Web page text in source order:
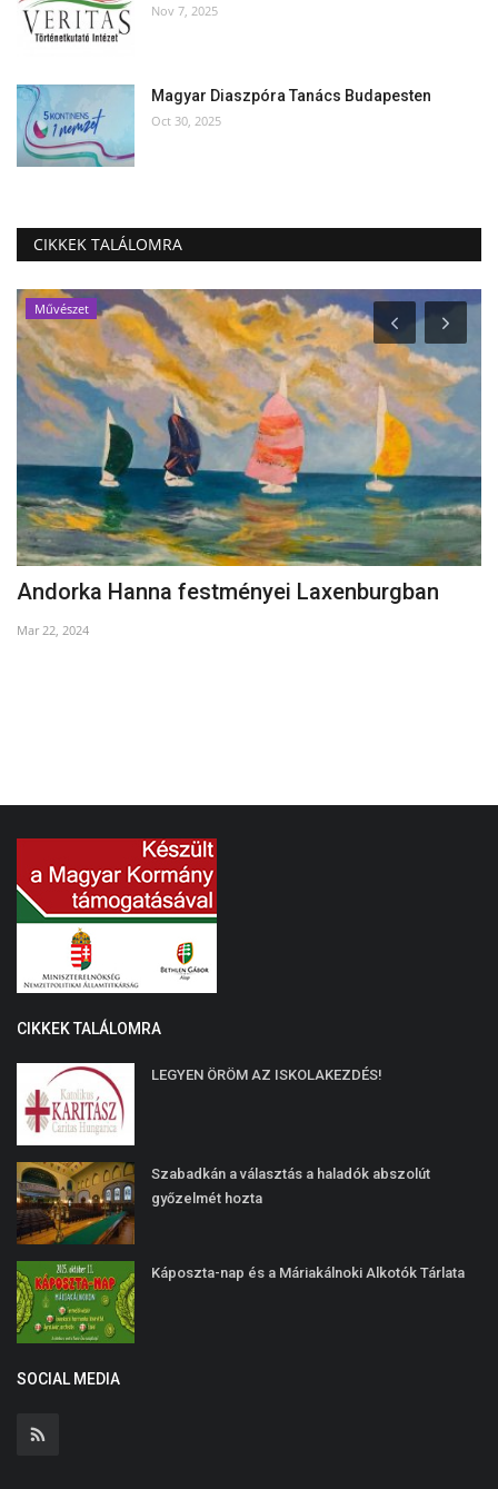
Nov 7, 2025
Magyar Diaszpóra Tanács Budapesten
Oct 30, 2025
CIKKEK TALÁLOMRA
Művészet
Andorka Hanna festményei Laxenburgban
Mar 22, 2024
CIKKEK TALÁLOMRA
LEGYEN ÖRÖM AZ ISKOLAKEZDÉS!
Szabadkán a választás a haladók abszolút
győzelmét hozta
Káposzta-nap és a Máriakálnoki Alkotók Tárlata
SOCIAL MEDIA